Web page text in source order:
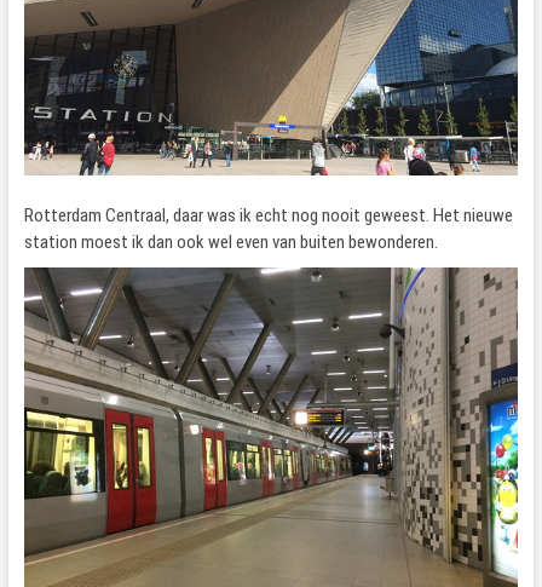
Rotterdam Centraal, daar was ik echt nog nooit geweest. Het nieuwe
station moest ik dan ook wel even van buiten bewonderen.